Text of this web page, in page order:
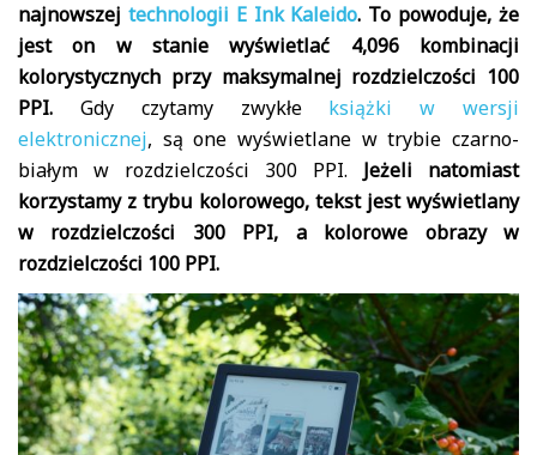
najnowszej technologii E Ink Kaleido. To powoduje, że
jest on w stanie wyświetlać 4,096 kombinacji
kolorystycznych przy maksymalnej rozdzielczości 100
PPI. Gdy czytamy zwykłe książki w wersji
elektronicznej, są one wyświetlane w trybie czarno-
białym w rozdzielczości 300 PPI. Jeżeli natomiast
korzystamy z trybu kolorowego, tekst jest wyświetlany
w rozdzielczości 300 PPI, a kolorowe obrazy w
rozdzielczości 100 PPI.